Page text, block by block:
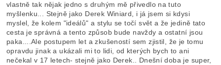
vlastně tak nějak jedno s druhým mě přivedlo na tuto
myšlenku... Stejně jako Derek Winiard, i já jsem si kdysi
myslel, že kolem "ideálů" a stylu se točí svět a že jedině tato
cesta je správná a tento způsob bude navždy a ostatní jsou
paka....Ale postupem let a zkušeností sem zjistil, že je tomu
opravdu jinak a ukázali mi to lidi, od kterých bych to ani
nečekal v 17 letech- stejně jako Derek.. Dnešní doba je super,